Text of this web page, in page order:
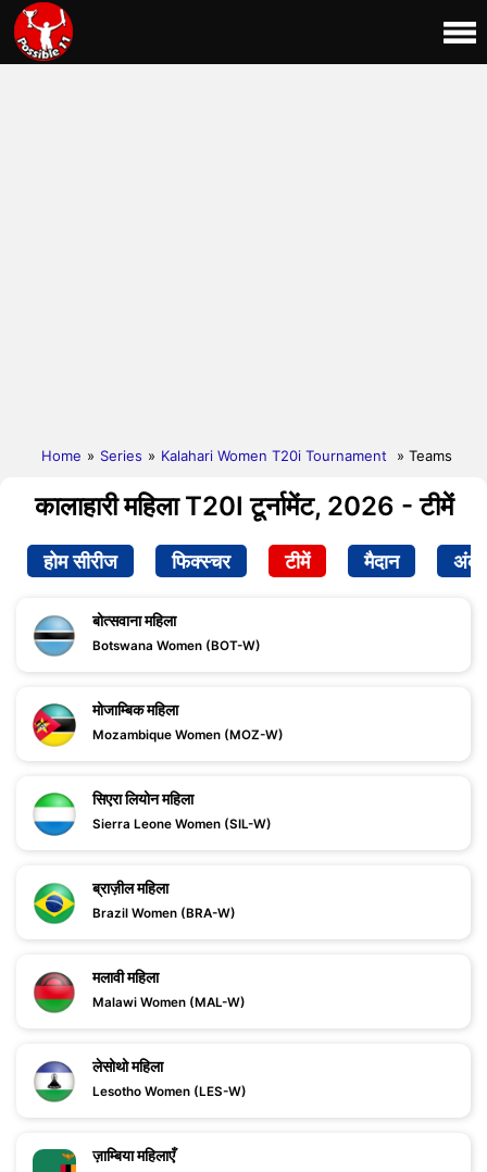
Home » Series » Kalahari Women T20i Tournament » Teams
कालाहारी महिला T20I टूर्नामेंट, 2026 - टीमें
होम सीरीज फिक्स्चर टीमें मैदान अंक
बोत्सवाना महिला
Botswana Women (BOT-W)
मोजाम्बिक महिला
Mozambique Women (MOZ-W)
सिएरा लियोन महिला
Sierra Leone Women (SIL-W)
ब्राज़ील महिला
Brazil Women (BRA-W)
मलावी महिला
Malawi Women (MAL-W)
लेसोथो महिला
Lesotho Women (LES-W)
ज़ाम्बिया महिलाएँ